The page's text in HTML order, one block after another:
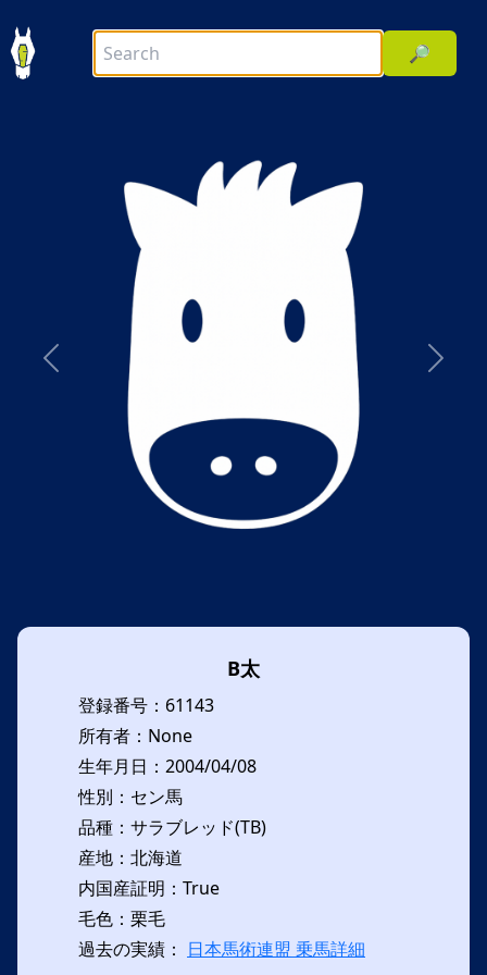
🔎
前へ 次へ
B太
登録番号：61143
所有者：None
生年月日：2004/04/08
性別：セン馬
品種：サラブレッド(TB)
産地：北海道
内国産証明：True
毛色：栗毛
過去の実績： 日本馬術連盟 乗馬詳細